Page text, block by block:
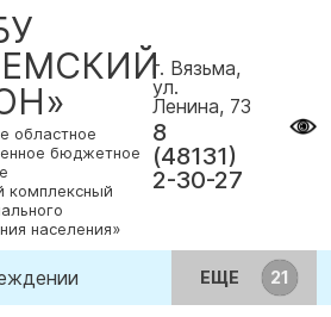
областное
бюджетное
комплексный
населения»
г. Вязьма,
ул.
Ленина, 73
8
(48131)
2-30-27
ЕЩЕ